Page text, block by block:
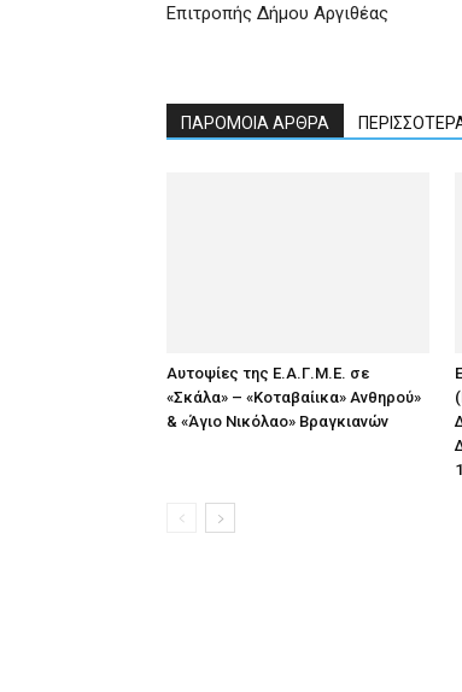
Επιτροπής Δήμου Αργιθέας
ΠΑΡΟΜΟΙΑ ΑΡΘΡΑ
Αυτοψίες της Ε.Α.Γ.Μ.Ε. σε
«Σκάλα» – «Κοταβαίικα» Ανθηρού»
& «Άγιο Νικόλαο» Βραγκιανών